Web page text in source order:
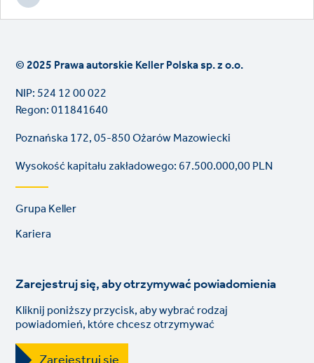
© 2025 Prawa autorskie Keller Polska sp. z o.o.
NIP: 524 12 00 022
Regon: 011841640
Poznańska 172, 05-850 Ożarów Mazowiecki
Wysokość kapitału zakładowego: 67.500.000,00 PLN
Footer
links
Grupa Keller
Kariera
Zarejestruj się, aby otrzymywać powiadomienia
Kliknij poniższy przycisk, aby wybrać rodzaj
powiadomień, które chcesz otrzymywać